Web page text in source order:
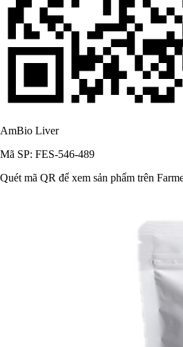
AmBio Liver
Mã SP: FES-546-489
Quét mã QR để xem sản phẩm trên